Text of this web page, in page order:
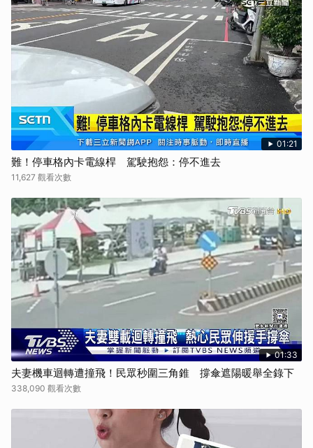
01:21
難！停車格內卡電線桿 駕駛抱怨：停不進去
11,627 觀看次數
01:33
夫妻機車迴轉遭撞飛！民眾秒圍三角錐 撐傘遮陽暖舉全錄下
338,090 觀看次數